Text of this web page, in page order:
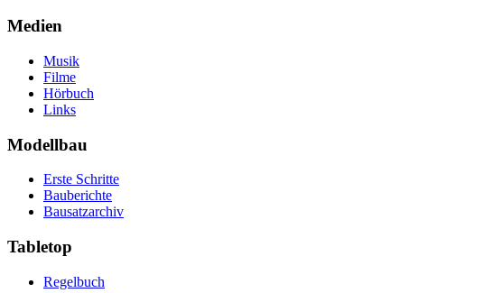
Medien
Musik
Filme
Hörbuch
Links
Modellbau
Erste Schritte
Bauberichte
Bausatzarchiv
Tabletop
Regelbuch